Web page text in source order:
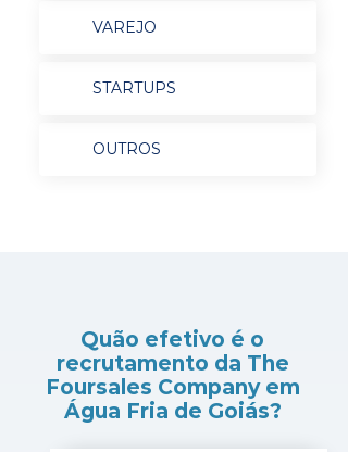
VAREJO
STARTUPS
OUTROS
Quão efetivo é o
recrutamento da The
Foursales Company em
Água Fria de Goiás?